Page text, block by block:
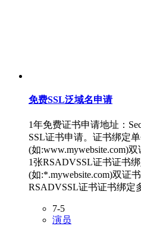
免费SSL泛域名申请
1年免费证书申请地址：
SSL证书申请。证书绑定
(如:www.mywebsite.com)
1张RSADVSSL证书证书
(如:*.mywebsite.com)双证
RSADVSSL证书证书绑定
7-5
演员